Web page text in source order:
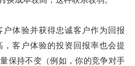
户体验并获得忠诚客户作为回报
，客户体验的投资回报率也会提
保持不变（例如，你的竞争对手